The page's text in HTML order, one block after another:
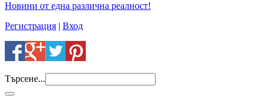
Новини от една различна реалност!
Регистрация | Вход
Търсене...